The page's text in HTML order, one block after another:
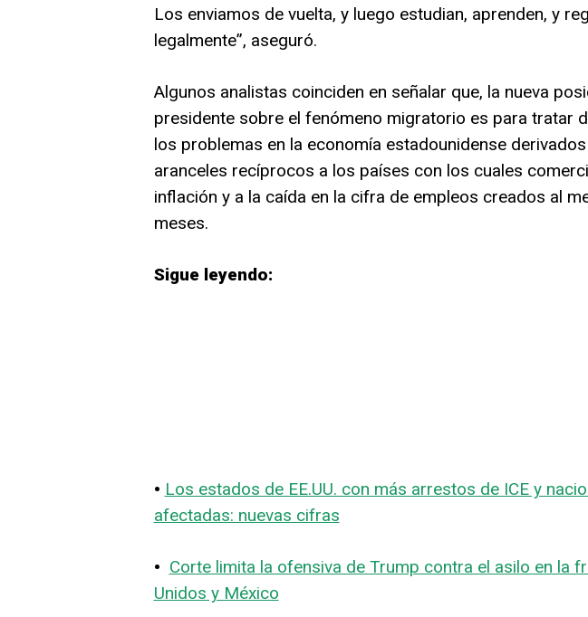
Los enviamos de vuelta, y luego estudian, aprenden, y
legalmente”, aseguró.
Algunos analistas coinciden en señalar que, la nueva
presidente sobre el fenómeno migratorio es para tratar
los problemas en la economía estadounidense
aranceles recíprocos a los países con los cuales
inflación y a la caída en la cifra de empleos creados al
meses.
Sigue leyendo:
• Los estados de EE.UU. con más arrestos de ICE y
afectadas: nuevas cifras
• Corte limita la ofensiva de Trump contra el asilo en la
Unidos y México